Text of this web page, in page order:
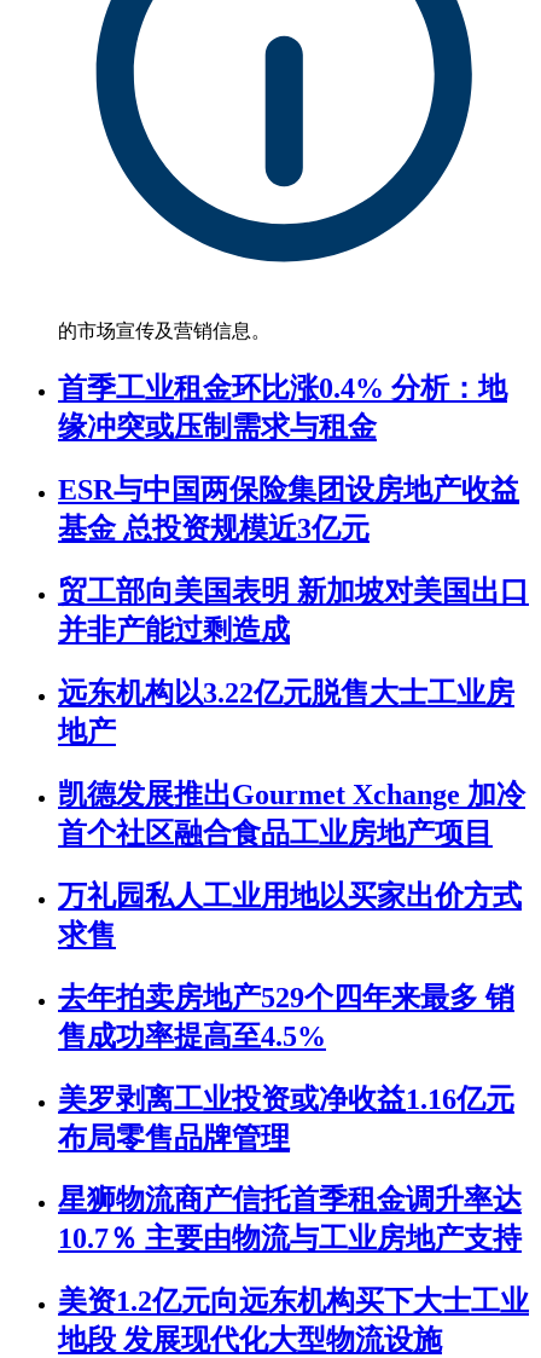
的市场宣传及营销信息。
首季工业租金环比涨0.4% 分析：地
缘冲突或压制需求与租金
ESR与中国两保险集团设房地产收益
基金 总投资规模近3亿元
贸工部向美国表明 新加坡对美国出口
并非产能过剩造成
远东机构以3.22亿元脱售大士工业房
地产
凯德发展推出Gourmet Xchange 加冷
首个社区融合食品工业房地产项目
万礼园私人工业用地以买家出价方式
求售
去年拍卖房地产529个四年来最多 销
售成功率提高至4.5%
美罗剥离工业投资或净收益1.16亿元
布局零售品牌管理
星狮物流商产信托首季租金调升率达
10.7％ 主要由物流与工业房地产支持
美资1.2亿元向远东机构买下大士工业
地段 发展现代化大型物流设施